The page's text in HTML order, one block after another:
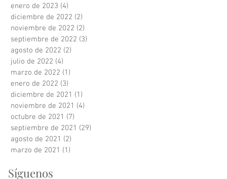
enero de 2023 (4)
diciembre de 2022 (2)
noviembre de 2022 (2)
septiembre de 2022 (3)
agosto de 2022 (2)
julio de 2022 (4)
marzo de 2022 (1)
enero de 2022 (3)
diciembre de 2021 (1)
noviembre de 2021 (4)
octubre de 2021 (7)
septiembre de 2021 (29)
agosto de 2021 (2)
marzo de 2021 (1)
Síguenos